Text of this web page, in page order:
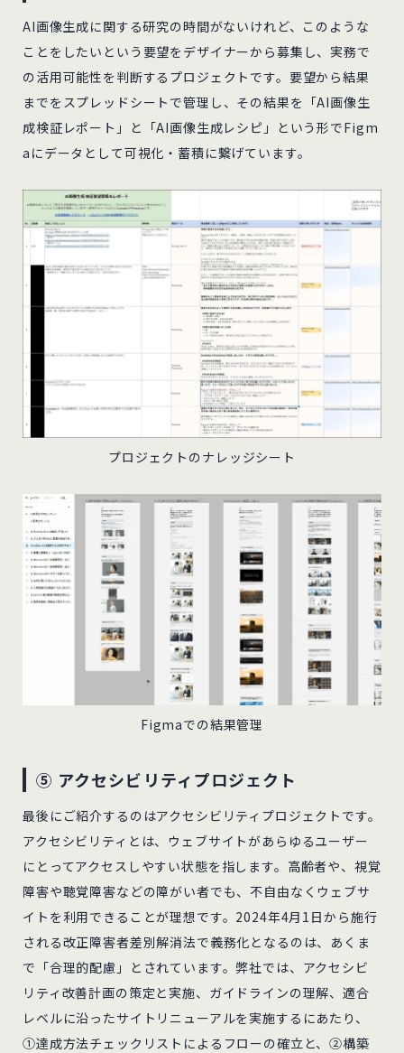
AI画像生成に関する研究の時間がないけれど、このような
ことをしたいという要望をデザイナーから募集し、実務で
の活用可能性を判断するプロジェクトです。要望から結果
までをスプレッドシートで管理し、その結果を「AI画像生
成検証レポート」と「AI画像生成レシピ」という形でFigm
aにデータとして可視化・蓄積に繋げています。
プロジェクトのナレッジシート
Figmaでの結果管理
⑤ アクセシビリティプロジェクト
最後にご紹介するのはアクセシビリティプロジェクトです。
アクセシビリティとは、ウェブサイトがあらゆるユーザー
にとってアクセスしやすい状態を指します。高齢者や、視覚
障害や聴覚障害などの障がい者でも、不自由なくウェブサ
イトを利用できることが理想です。2024年4月1日から施行
される改正障害者差別解消法で義務化となるのは、あくま
で「合理的配慮」とされています。弊社では、アクセシビ
リティ改善計画の策定と実施、ガイドラインの理解、適合
レベルに沿ったサイトリニューアルを実施するにあたり、
①達成方法チェックリストによるフローの確立と、②構築